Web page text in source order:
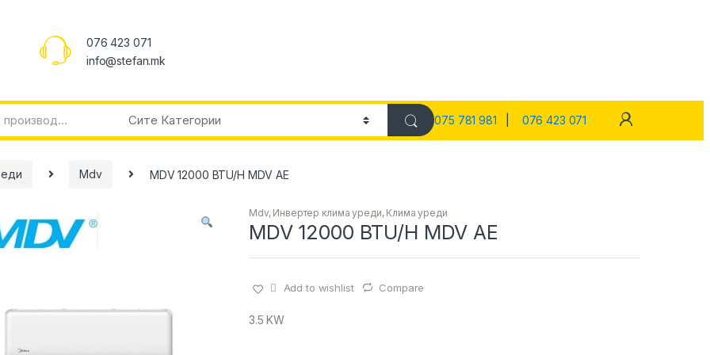
076 423 071
info@stefan.mk
075 781 981 076 423 071
Mdv MDV 12000 BTU/H MDV AE
Mdv, Инвертер клима уреди, Клима уреди
MDV 12000 BTU/H MDV AE
Add to wishlist Compare
3.5 KW